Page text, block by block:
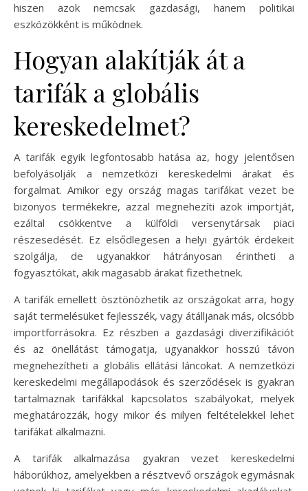
hiszen azok nemcsak gazdasági, hanem politikai
eszközökként is működnek.
Hogyan alakítják át a
tarifák a globális
kereskedelmet?
A tarifák egyik legfontosabb hatása az, hogy jelentősen
befolyásolják a nemzetközi kereskedelmi árakat és
forgalmat. Amikor egy ország magas tarifákat vezet be
bizonyos termékekre, azzal megnehezíti azok importját,
ezáltal csökkentve a külföldi versenytársak piaci
részesedését. Ez elsődlegesen a helyi gyártók érdekeit
szolgálja, de ugyanakkor hátrányosan érintheti a
fogyasztókat, akik magasabb árakat fizethetnek.
A tarifák emellett ösztönözhetik az országokat arra, hogy
saját termelésüket fejlesszék, vagy átálljanak más, olcsóbb
importforrásokra. Ez részben a gazdasági diverzifikációt
és az önellátást támogatja, ugyanakkor hosszú távon
megnehezítheti a globális ellátási láncokat. A nemzetközi
kereskedelmi megállapodások és szerződések is gyakran
tartalmaznak tarifákkal kapcsolatos szabályokat, melyek
meghatározzák, hogy mikor és milyen feltételekkel lehet
tarifákat alkalmazni.
A tarifák alkalmazása gyakran vezet kereskedelmi
háborúkhoz, amelyekben a résztvevő országok egymásnak